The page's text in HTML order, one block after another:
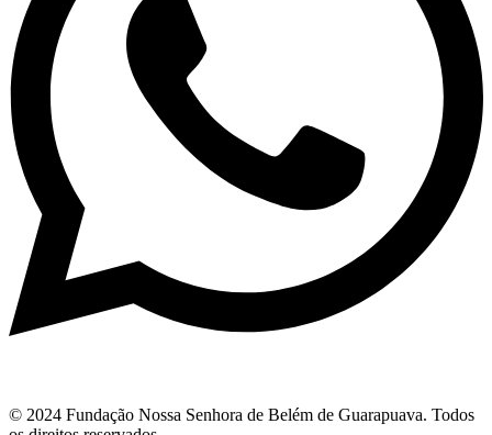
© 2024 Fundação Nossa Senhora de Belém de Guarapuava. Todos